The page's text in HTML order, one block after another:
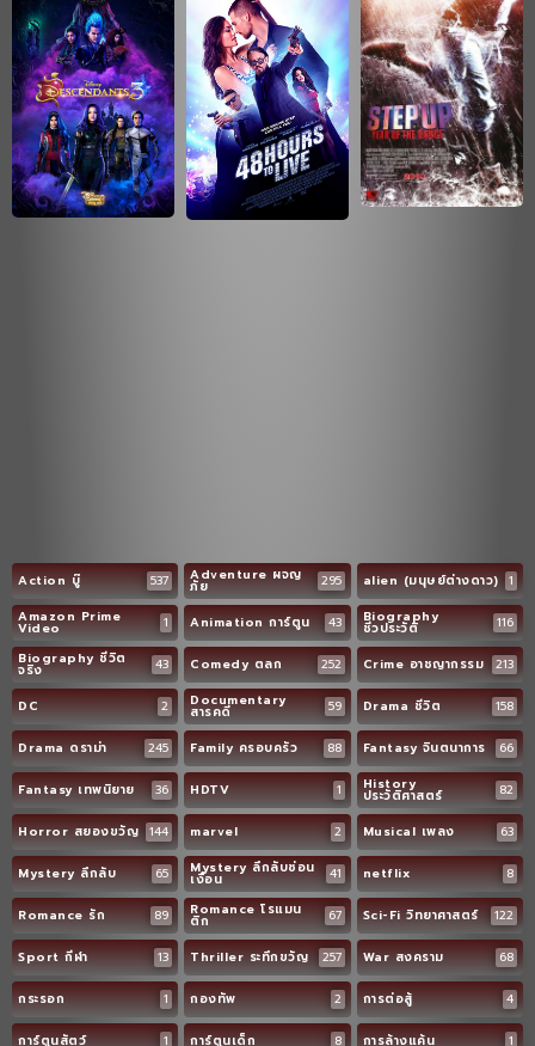
Action บู๊ 537 Adventure ผจญ
ภัย 295 alien (มนุษย์ต่างดาว) 1
Amazon Prime
Video 1 Animation การ์ตูน 43 Biography
ชีวประวัติ
116
Biography ชีวิต
จริง 43 Comedy ตลก 252 Crime อาชญากรรม 213
DC 2 Documentary
สารคดี 59 Drama ชีวิต 158
Drama ดราม่า 245 Family ครอบครัว 88 Fantasy จินตนาการ 66
Fantasy เทพนิยาย 36 HDTV 1 History
ประวัติศาสตร์ 82
Horror สยองขวัญ 144 marvel 2 Musical เพลง 63
Mystery ลึกลับ 65 Mystery ลึกลับซ่อน
เงื่อน 41 netflix 8
Romance รัก 89 Romance โรแมน
ติก 67 Sci-Fi วิทยาศาสตร์ 122
Sport กีฬา 13 Thriller ระทึกขวัญ 257 War สงคราม 68
กระรอก 1 กองทัพ 2 การต่อสู้ 4
การ์ตูนสัตว์ 1 การ์ตูนเด็ก 8 การล้างแค้น 1